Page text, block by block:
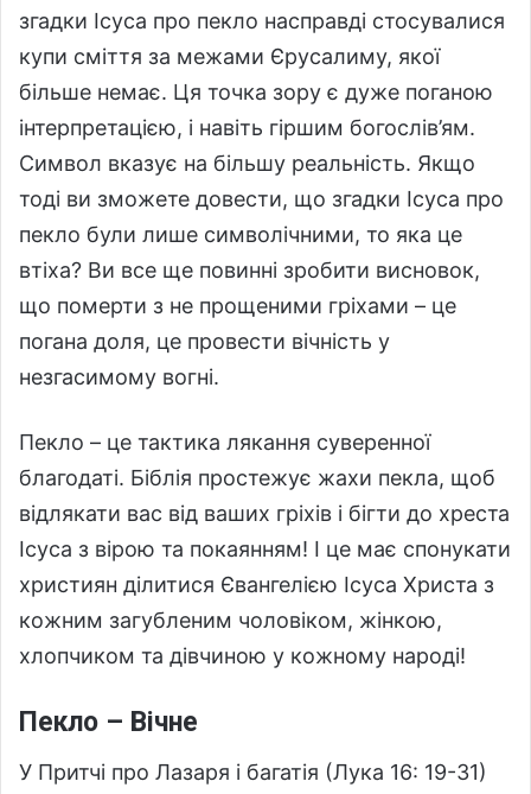
згадки Ісуса про пекло насправді стосувалися
купи сміття за межами Єрусалиму, якої
більше немає. Ця точка зору є дуже поганою
інтерпретацією, і навіть гіршим богослів’ям.
Символ вказує на більшу реальність. Якщо
тоді ви зможете довести, що згадки Ісуса про
пекло були лише символічними, то яка це
втіха? Ви все ще повинні зробити висновок,
що померти з не прощеними гріхами – це
погана доля, це провести вічність у
незгасимому вогні.
Пекло – це тактика лякання суверенної
благодаті. Біблія простежує жахи пекла, щоб
відлякати вас від ваших гріхів і бігти до хреста
Ісуса з вірою та покаянням! І це має спонукати
християн ділитися Євангелією Ісуса Христа з
кожним загубленим чоловіком, жінкою,
хлопчиком та дівчиною у кожному народі!
Пекло – Вічне
У Притчі про Лазаря і багатія (Лука 16: 19-31)